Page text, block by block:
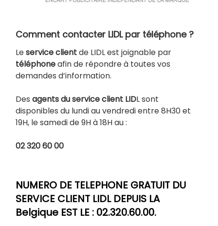
Comment contacter LIDL par téléphone ?
Leservice clientde LIDL est joignable par
téléphoneafin de répondre à toutes vos
demandes d’information.
Des agents du service client LIDL sont
disponibles du lundi au vendredi entre 8H30 et
19H, le samedi de 9H à 18H au :
02 320 60 00
NUMERO DE TELEPHONE GRATUIT DU
SERVICE CLIENT LIDL DEPUIS LA
Belgique EST LE : 02.320.60.00.